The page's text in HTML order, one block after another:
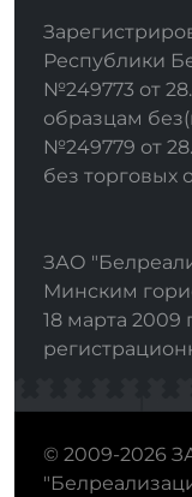
Республики
№249773 от
образцам
№249779 от
без торговых
ЗАО
Минским
18 марта
© 2009-2026